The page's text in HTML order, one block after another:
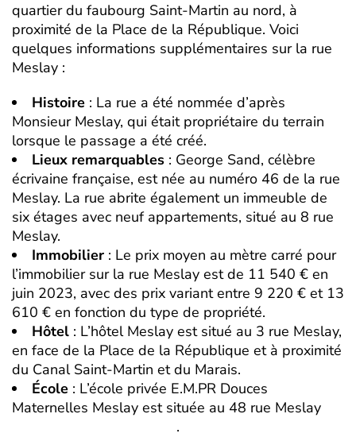
quartier du faubourg Saint-Martin au nord, à
proximité de la Place de la République. Voici
quelques informations supplémentaires sur la rue
Meslay :
Histoire : La rue a été nommée d’après
Monsieur Meslay, qui était propriétaire du terrain
lorsque le passage a été créé.
Lieux remarquables : George Sand, célèbre
écrivaine française, est née au numéro 46 de la rue
Meslay. La rue abrite également un immeuble de
six étages avec neuf appartements, situé au 8 rue
Meslay.
Immobilier : Le prix moyen au mètre carré pour
l’immobilier sur la rue Meslay est de 11 540 € en
juin 2023, avec des prix variant entre 9 220 € et 13
610 € en fonction du type de propriété.
Hôtel : L’hôtel Meslay est situé au 3 rue Meslay,
en face de la Place de la République et à proximité
du Canal Saint-Martin et du Marais.
École : L’école privée E.M.PR Douces
Maternelles Meslay est située au 48 rue Meslay
.